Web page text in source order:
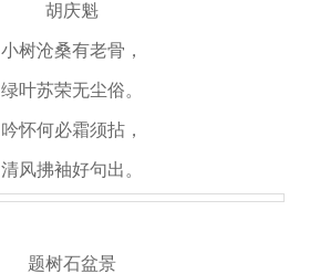
胡庆魁
小树沧桑有老骨，
绿叶苏荣无尘俗。
吟怀何必霜须拈，
清风拂袖好句出。
题树石盆景